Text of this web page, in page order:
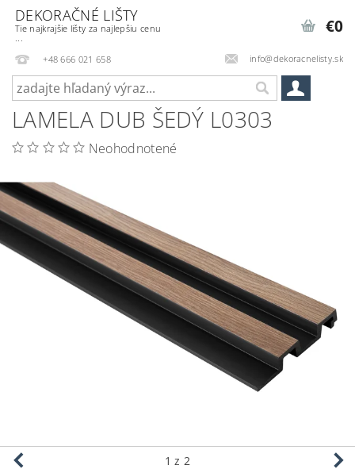
DEKORAČNÉ LIŠTY
Tie najkrajšie lišty za najlepšiu cenu
...
+48 666 021 658
info@dekoracnelisty.sk
€0
LAMELA DUB ŠEDÝ L0303
Neohodnotené
1 z 2